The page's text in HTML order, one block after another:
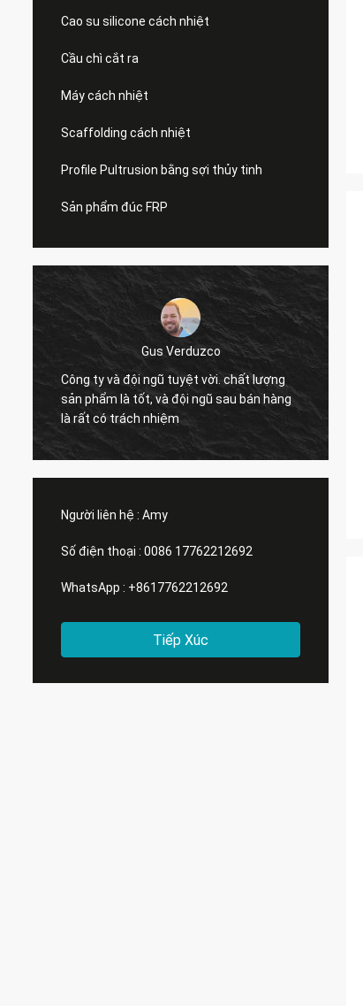
Cao su silicone cách nhiệt
Cầu chì cắt ra
Máy cách nhiệt
Scaffolding cách nhiệt
Profile Pultrusion bằng sợi thủy tinh
Sản phẩm đúc FRP
Gus Verduzco
Công ty và đội ngũ tuyệt vời. chất lượng
sản phẩm là tốt, và đội ngũ sau bán hàng
là rất có trách nhiệm
Người liên hệ : Amy
Số điện thoại : 0086 17762212692
WhatsApp : +8617762212692
Tiếp Xúc